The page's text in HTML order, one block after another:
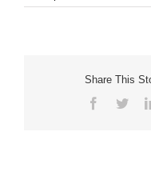
Share This
Facebook